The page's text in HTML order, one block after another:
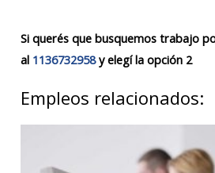
Si querés que busquemos trabajo
al 1136732958y elegí la opción 2
Empleos relacionados: